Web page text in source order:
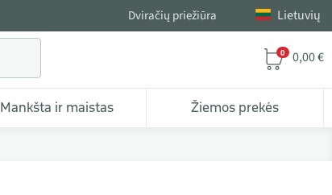
Dviračių priežiūra Lietuvių
0 0,00 €
Mankšta ir maistas Žiemos prekės